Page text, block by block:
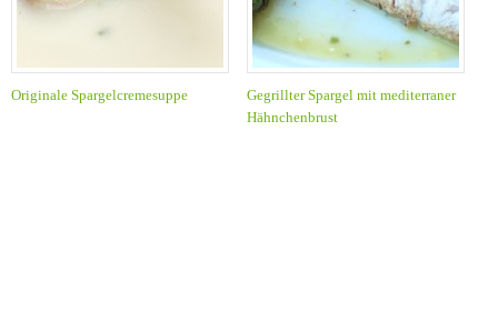
Originale Spargelcremesuppe
Gegrillter Spargel mit mediterraner
Hähnchenbrust